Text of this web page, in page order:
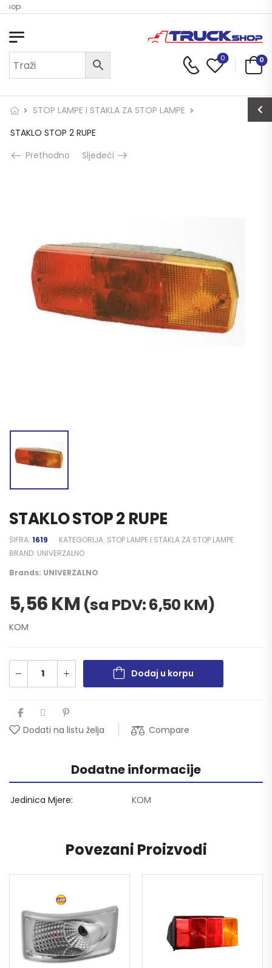
0 0
STOP LAMPE I STAKLA ZA STOP LAMPE
STAKLO STOP 2 RUPE
Prethodno
Sljedeći
STAKLO STOP 2 RUPE
ŠIFRA: 1619 KATEGORIJA: STOP LAMPE I STAKLA ZA STOP LAMPE
BRAND: UNIVERZALNO
Brands: UNIVERZALNO
5,56KM (sa PDV:6,50 KM)
KOM
Dodaj u korpu
Dodati na listu želja Compare
Dodatne informacije
Jedinica Mjere KOM
Povezani Proizvodi